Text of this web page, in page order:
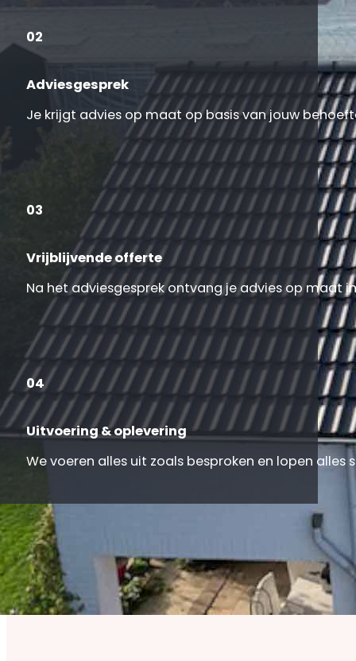
02
Adviesgesprek
Je krijgt advies op maat op basis van jouw
03
Vrijblijvende offerte
Na het adviesgesprek ontvang je advies op maat
04
Uitvoering & oplevering
We voeren alles uit zoals besproken en lopen alles
Onze klanten aan het woord
Klanttevredenheid staat centraal in alles wat we
kunnen waarderen!